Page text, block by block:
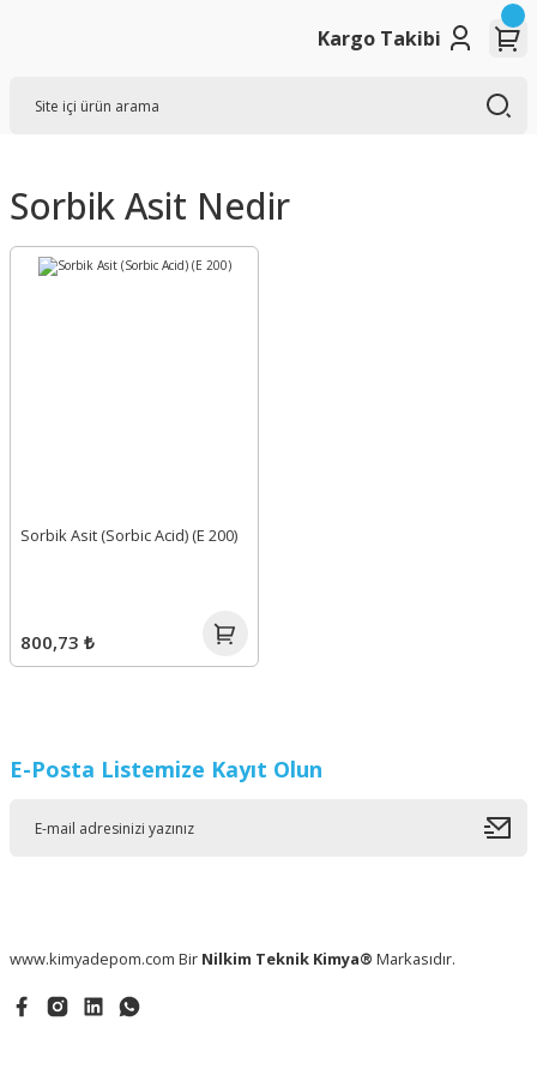
Kargo Takibi
Sorbik Asit Nedir
Sorbik Asit (Sorbic Acid) (E 200)
800,73 ₺
E-Posta Listemize Kayıt Olun
www.kimyadepom.com Bir Nilkim Teknik Kimya® Markasıdır.